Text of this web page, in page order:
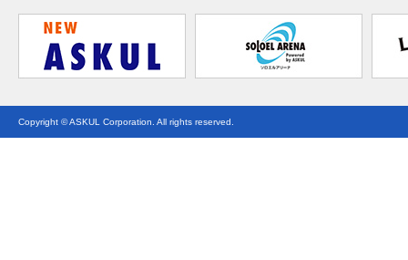
Copyright © ASKUL Corporation. All rights reserved.